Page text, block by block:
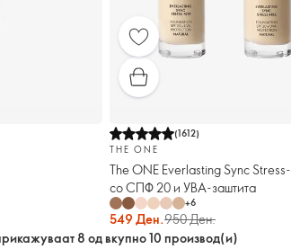
(1612)
THE ONE
The ONE Everlasting Sync
со СПФ 20 и УВА-заштита
+6
549 Ден.950 Ден.
8 од вкупно 10 производ(и)